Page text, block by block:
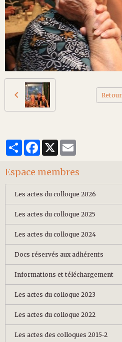
Retour
PartagerFacebook
X
Espace membres
Les actes du colloque 2026
Les actes du colloque 2025
Les actes du colloque 2024
Docs réservés aux adhérents
Informations et téléchargement
Les actes du colloque 2023
Les actes du colloque 2022
Les actes des colloques 2015-2